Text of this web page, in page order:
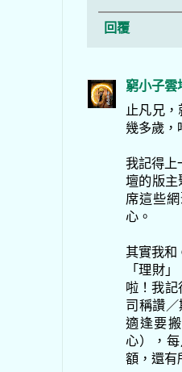
回覆
窮小子雲
止凡兄
幾多歲，
我記得上
壇的版
席這些
心。
其實我和
「理財
啦！我
司稱讚
適逢要
心），
額，還有